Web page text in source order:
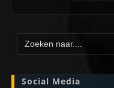
Zoek
naar:
Social Media